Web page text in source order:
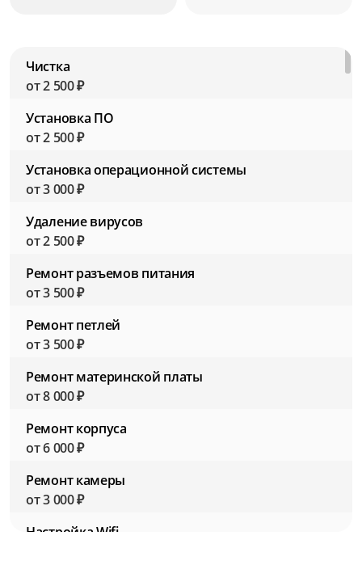
Чистка
от 2 500 ₽
Установка ПО
от 2 500 ₽
Установка операционной системы
от 3 000 ₽
Удаление вирусов
от 2 500 ₽
Ремонт разъемов питания
от 3 500 ₽
Ремонт петлей
от 3 500 ₽
Ремонт материнской платы
от 8 000 ₽
Ремонт корпуса
от 6 000 ₽
Ремонт камеры
от 3 000 ₽
Настройка Wifi